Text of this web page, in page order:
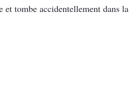
et tombe accidentellement dans la